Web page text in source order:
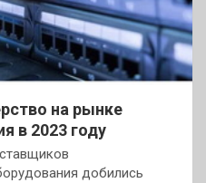
на рынке
в 2023 году
добились